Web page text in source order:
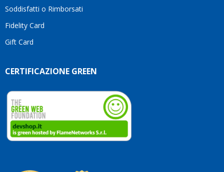
Soddisfatti o Rimborsati
Fidelity Card
Gift Card
CERTIFICAZIONE GREEN